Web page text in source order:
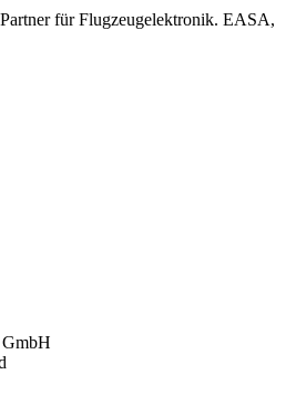
für Flugzeugelektronik. EASA,